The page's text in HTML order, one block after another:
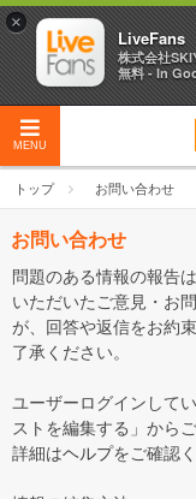
MENU
トップ お問い合わせ
お問い合わせ
問題のある情報の報告
いただいたご意見・お
が、回答や返信をお約
了承ください。
ユーザーログインして
ストを編集する」から
詳細はヘルプをご確認
×
LiveFans
株式会社
無料 - In